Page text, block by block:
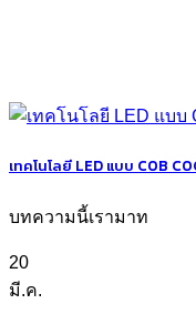
เทคโนโลยี LED แบบ COB
บทความนี้เรามาท
20
มี.ค.